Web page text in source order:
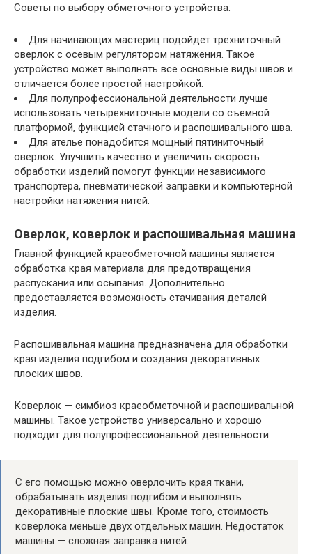
Советы по выбору обметочного устройства:
Для начинающих мастериц подойдет трехниточный
оверлок с осевым регулятором натяжения. Такое
устройство может выполнять все основные виды швов и
отличается более простой настройкой.
Для полупрофессиональной деятельности лучше
использовать четырехниточные модели со съемной
платформой, функцией стачного и распошивального шва.
Для ателье понадобится мощный пятиниточный
оверлок. Улучшить качество и увеличить скорость
обработки изделий помогут функции независимого
транспортера, пневматической заправки и компьютерной
настройки натяжения нитей.
Оверлок, коверлок и распошивальная машина
Главной функцией краеобметочной машины является
обработка края материала для предотвращения
распускания или осыпания. Дополнительно
предоставляется возможность стачивания деталей
изделия.
Распошивальная машина предназначена для обработки
края изделия подгибом и создания декоративных
плоских швов.
Коверлок — симбиоз краеобметочной и распошивальной
машины. Такое устройство универсально и хорошо
подходит для полупрофессиональной деятельности.
С его помощью можно оверлочить края ткани,
обрабатывать изделия подгибом и выполнять
декоративные плоские швы. Кроме того, стоимость
коверлока меньше двух отдельных машин. Недостаток
машины — сложная заправка нитей.